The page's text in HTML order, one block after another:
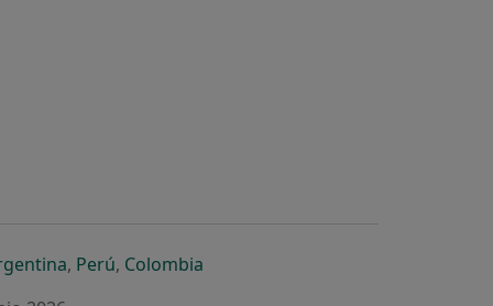
pestaña
una nueva pestaña
en una nueva pestaña
se abre en una nueva pestaña
, Perúse abre en una nueva pestaña
, Colombiase abre en una nueva pestaña